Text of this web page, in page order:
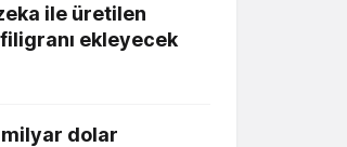
ile üretilen
ekleyecek
milyar dolar